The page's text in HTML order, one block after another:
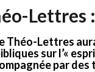
Lettres
Théo-Lettres
sur l’«
par